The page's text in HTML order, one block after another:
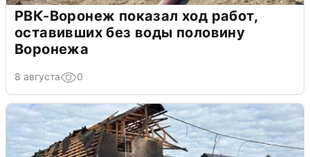
РВК-Воронеж показал ход работ,
оставивших без воды половину
Воронежа
8 августа 0